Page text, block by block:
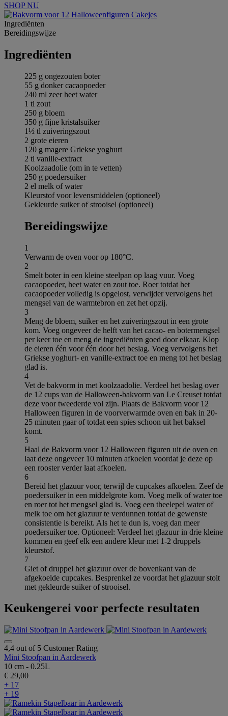
SHOP NU
Ingrediёnten
Bereidingswijze
Ingrediёnten
225 g ongezouten boter
55 g donker cacaopoeder
240 ml zeer heet water
1 tl zout
250 g bloem
350 g fijne kristalsuiker
1½ tl zuiveringszout
2 grote eieren
120 g magere Griekse yoghurt
2 tl vanille-extract
Koolzaadolie (om in te vetten)
250 g poedersuiker
2 el melk of water
Kleurstof voor levensmiddelen (optioneel)
Gekleurde suiker of strooisel (optioneel)
Bereidingswijze
1
Verwarm de oven voor op 180°C.
2
Smelt boter in een kleine steelpan op laag vuur. Voeg
cacaopoeder, heet water en zout toe. Roer totdat het
cacaopoeder volledig is opgelost, verwijder vervolgens het
mengsel van de warmtebron en zet het opzij.
3
Meng de bloem, suiker en het zuiveringszout in een grote
kom. Voeg ongeveer de helft van het cacao- en botermengsel
per keer toe en meng de ingrediënten goed door elkaar. Klop
de eieren één voor één door het beslag. Voeg vervolgens het
Griekse yoghurt- en vanille-extract toe en meng tot het beslag
glad is.
4
Vet de bakvorm in met koolzaadolie. Verdeel het beslag over
de 12 cups van de Halloween-bakvorm van Le Creuset totdat
deze voor tweederde vol zijn. Plaats de Bakvorm voor 12
Halloween figuren in de voorverwarmde oven en bak in 20-
25 minuten gaar of totdat een spies schoon uit het baksel
komt.
5
Haal de Bakvorm voor 12 Halloween figuren uit de oven en
laat deze ongeveer 10 minuten afkoelen voordat je deze op
een rooster verder laat afkoelen.
6
Bereid het glazuur voor, terwijl de cupcakes afkoelen. Zeef de
poedersuiker in een middelgrote kom. Voeg melk of water toe
en roer tot het mengsel glad is. Voeg een theelepel water of
melk toe om het glazuur te verdunnen totdat de gewenste
consistentie is bereikt. Als het te dun is, voeg dan meer
poedersuiker toe. Optioneel: Verdeel het glazuur in drie kleine
kommen en geef elk een andere kleur met 1-2 druppels
kleurstof.
7
Giet of druppel het glazuur over de bovenkant van de
afgekoelde cupcakes. Besprenkel ze voordat het glazuur stolt
met gekleurde suiker of strooisel.
Keukengerei voor perfecte resultaten
4,4 out of 5 Customer Rating
Mini Stoofpan in Aardewerk
10 cm - 0.25L
€ 29,00
+ 17
+ 19